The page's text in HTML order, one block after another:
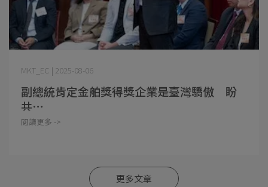
MKT_EC | 2025-08-06
副總統肯定金舶獎得獎企業是臺灣驕傲 盼
共⋯
閱讀更多 ->
更多文章